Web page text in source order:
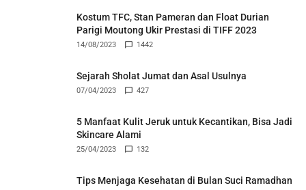
Kostum TFC, Stan Pameran dan Float Durian
Parigi Moutong Ukir Prestasi di TIFF 2023
14/08/2023 1442
Sejarah Sholat Jumat dan Asal Usulnya
07/04/2023 427
5 Manfaat Kulit Jeruk untuk Kecantikan, Bisa Jadi
Skincare Alami
25/04/2023 132
Tips Menjaga Kesehatan di Bulan Suci Ramadhan